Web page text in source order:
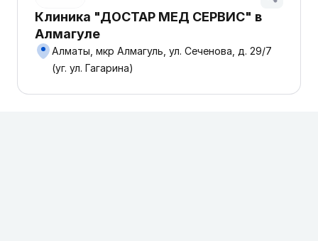
Клиника "ДОСТАР МЕД СЕРВИС" в
Алмагуле
Алматы, мкр Алмагуль, ул. Сеченова, д. 29/7
(уг. ул. Гагарина)